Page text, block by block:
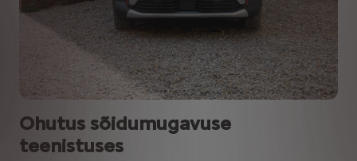
Ohutus sõidumugavuse
teenistuses